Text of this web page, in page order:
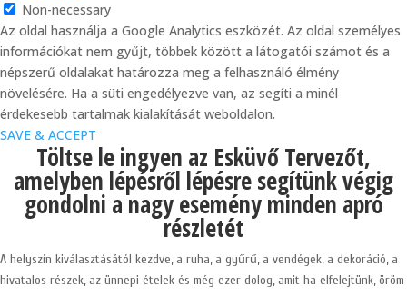
Non-necessary
Az oldal használja a Google Analytics eszközét. Az oldal személyes
információkat nem gyűjt, többek között a látogatói számot és a
népszerű oldalakat határozza meg a felhasználó élmény
növelésére. Ha a süti engedélyezve van, az segíti a minél
érdekesebb tartalmak kialakítását weboldalon.
SAVE & ACCEPT
Töltse le ingyen az Esküvő Tervezőt,
amelyben lépésről lépésre segítünk végig
gondolni a nagy esemény minden apró
részletét
A helyszín kiválasztásától kezdve, a ruha, a gyűrű, a vendégek, a dekoráció, a
hivatalos részek, az ünnepi ételek és még ezer dolog, amit ha elfelejtünk, öröm